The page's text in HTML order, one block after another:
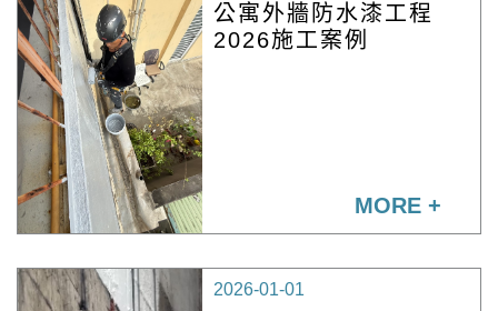
公寓外牆防水漆工程
2026施工案例
MORE +
2026-01-01